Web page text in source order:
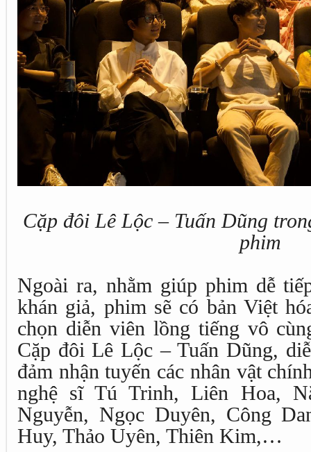
Cặp đôi Lê Lộc – Tuấn Dũng
phim
Ngoài ra, nhằm giúp phim dễ
khán giả, phim sẽ có bản Việt
chọn diễn viên lồng tiếng vô
Cặp đôi Lê Lộc – Tuấn Dũng,
đảm nhận tuyến các nhân vật
nghệ sĩ Tú Trinh, Liên Hoa,
Nguyễn, Ngọc Duyên, Công
Huy, Thảo Uyên, Thiên Kim,…